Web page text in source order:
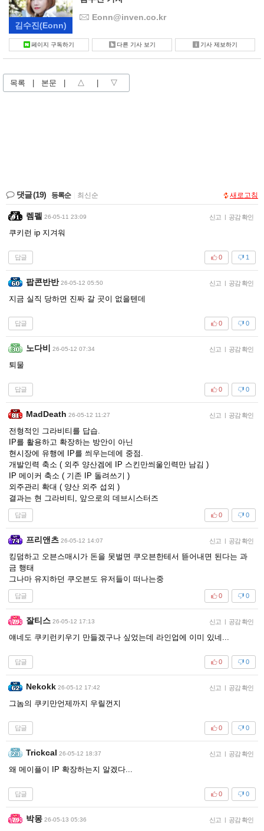
김수진 (Eonn)
Eonn@inven.co.kr
페이지 구독하기 다른 기사 보기 기사 제보하기
목록 본문 △ ▽
댓글(19) 등록순 최신순 새로고침
렘펠 26-05-11 23:09 신고 | 공감 확인
쿠키런 ip 지겨워
답글 1
0
팝콘반반 26-05-12 05:50 신고 | 공감 확인
지금 실직 당하면 진짜 갈 곳이 없을텐데
답글 0
0
노다비 26-05-12 07:34 신고 | 공감 확인
퇴물
답글 0
0
MadDeath 26-05-12 11:27 신고 | 공감 확인
전형적인 그라비티를 답습.
IP를 활용하고 확장하는 방안이 아닌
현시장에 유행에 IP를 씌우는데에 중점.
개발인력 축소 ( 외주 양산겜에 IP 스킨만씌울인력만 남김 )
IP 메이커 축소 ( 기존 IP 돌려쓰기 )
외주관리 확대 ( 양산 외주 섭외 )
결과는 현 그라비티, 앞으로의 데브시스터즈
답글 0
0
프리앤츠 26-05-12 14:07 신고 | 공감 확인
킹덤하고 오븐스매시가 돈을 못벌면 쿠오븐한테서 뜯어내면 된다는 과
금 행태
그나마 유지하던 쿠오븐도 유저들이 떠나는중
답글 0
0
잘티스 26-05-12 17:13 신고 | 공감 확인
얘네도 쿠키런키우기 만들겠구나 싶었는데 라인업에 이미 있네...
답글 0
0
Nekokk 26-05-12 17:42 신고 | 공감 확인
그놈의 쿠키만언제까지 우릴껀지
답글 0
0
Trickcal 26-05-12 18:37 신고 | 공감 확인
왜 메이플이 IP 확장하는지 알겠다...
답글 0
0
박몽 26-05-13 05:36 신고 | 공감 확인